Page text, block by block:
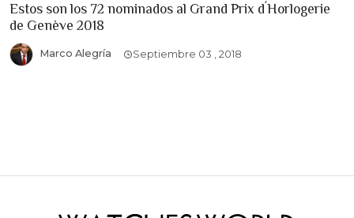
Estos son los 72 nominados al Grand Prix d´Horlogerie
de Genève 2018
Marco Alegría Septiembre 03 , 2018